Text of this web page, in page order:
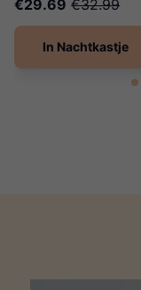
€29.69 €32.99
In Nachtkastje